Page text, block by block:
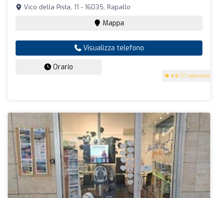
4.6 (17 recensioni)
Vico della Pista, 11 - 16035, Rapallo
Mappa
Visualizza telefono
Orario